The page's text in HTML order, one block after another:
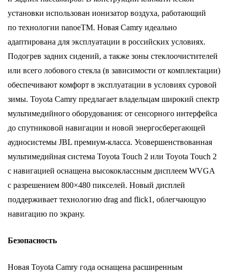
установки использован ионизатор воздуха, работающий
по технологии nanoeTM. Новая Camry идеально
адаптирована для эксплуатации в российских условиях.
Подогрев задних сидений, а также зоны стеклоочистителей
или всего лобового стекла (в зависимости от комплектации)
обеспечивают комфорт в эксплуатации в условиях суровой
зимы. Toyota Camry предлагает владельцам широкий спектр
мультимедийного оборудования: от сенсорного интерфейса
до спутниковой навигации и новой энергосберегающей
аудиосистемы JBL премиум-класса. Усовершенствованная
мультимедийная система Toyota Touch 2 или Toyota Touch 2
c навигацией оснащена высококлассным дисплеем WVGA
с разрешением 800×480 пикселей. Новый дисплей
поддерживает технологию drag and flick1, облегчающую
навигацию по экрану.
Безопасность
Новая Toyota Camry года оснащена расширенным